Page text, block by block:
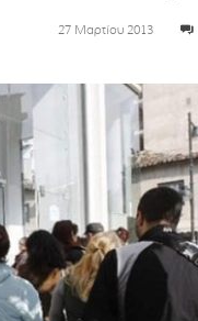
27 Μαρτίου 2013